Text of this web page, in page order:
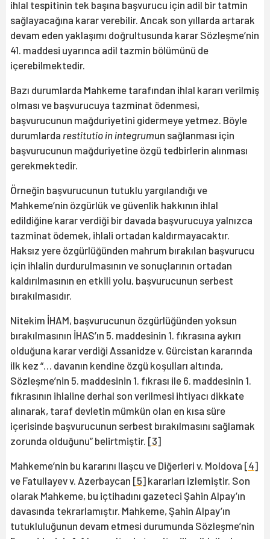
ihlal tespitinin tek başına başvurucu için adil bir tatmin
sağlayacağına karar verebilir. Ancak son yıllarda artarak
devam eden yaklaşımı doğrultusunda karar Sözleşme’nin
41. maddesi uyarınca adil tazmin bölümünü de
içerebilmektedir.
Bazı durumlarda Mahkeme tarafından ihlal kararı verilmiş
olması ve başvurucuya tazminat ödenmesi,
başvurucunun mağduriyetini gidermeye yetmez. Böyle
durumlarda restitutio in integrumun sağlanması için
başvurucunun mağduriyetine özgü tedbirlerin alınması
gerekmektedir.
Örneğin başvurucunun tutuklu yargılandığı ve
Mahkeme’nin özgürlük ve güvenlik hakkının ihlal
edildiğine karar verdiği bir davada başvurucuya yalnızca
tazminat ödemek, ihlali ortadan kaldırmayacaktır.
Haksız yere özgürlüğünden mahrum bırakılan başvurucu
için ihlalin durdurulmasının ve sonuçlarının ortadan
kaldırılmasının en etkili yolu, başvurucunun serbest
bırakılmasıdır.
Nitekim İHAM, başvurucunun özgürlüğünden yoksun
bırakılmasının İHAS’ın 5. maddesinin 1. fıkrasına aykırı
olduğuna karar verdiği Assanidze v. Gürcistan kararında
ilk kez “… davanın kendine özgü koşulları altında,
Sözleşme’nin 5. maddesinin 1. fıkrası ile 6. maddesinin 1.
fıkrasının ihlaline derhal son verilmesi ihtiyacı dikkate
alınarak, taraf devletin mümkün olan en kısa süre
içerisinde başvurucunun serbest bırakılmasını sağlamak
zorunda olduğunu” belirtmiştir. [3]
Mahkeme’nin bu kararını Ilaşcu ve Diğerleri v. Moldova [4]
ve Fatullayev v. Azerbaycan [5] kararları izlemiştir. Son
olarak Mahkeme, bu içtihadını gazeteci Şahin Alpay’ın
davasında tekrarlamıştır. Mahkeme, Şahin Alpay’ın
tutukluluğunun devam etmesi durumunda Sözleşme’nin